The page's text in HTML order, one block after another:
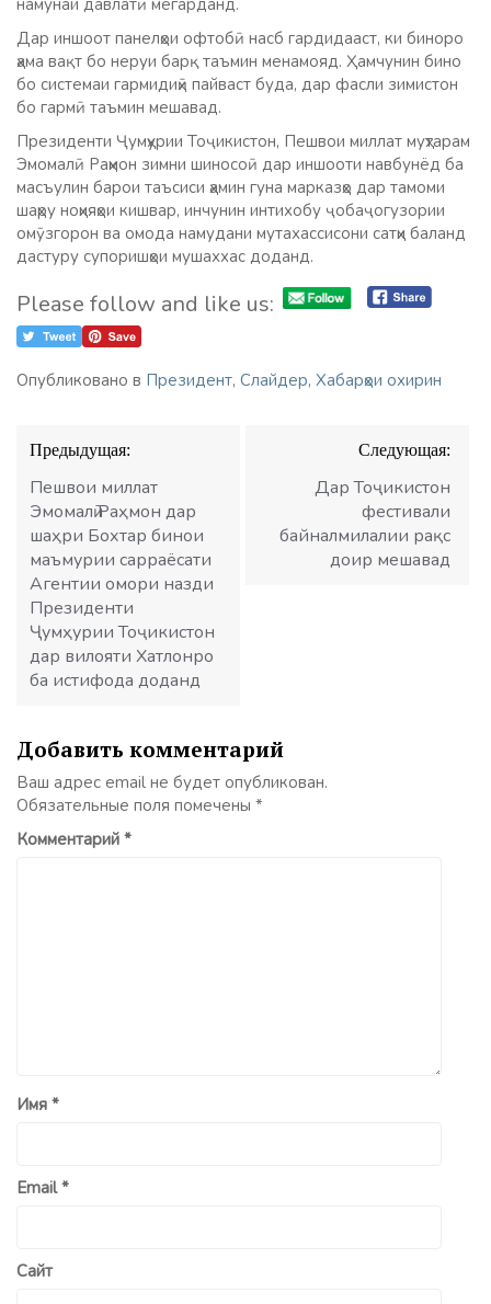
намунаи давлатӣ мегарданд.
Дар иншоот панелҳои офтобӣ насб гардидааст, ки биноро
ҳама вақт бо неруи барқ таъмин менамояд. Ҳамчунин бино
бо системаи гармидиҳӣ пайваст буда, дар фасли зимистон
бо гармӣ таъмин мешавад.
Президенти Ҷумҳурии Тоҷикистон, Пешвои миллат муҳтарам
Эмомалӣ Раҳмон зимни шиносоӣ дар иншооти навбунёд ба
масъулин барои таъсиси ҳамин гуна марказҳо дар тамоми
шаҳру ноҳияҳои кишвар, инчунин интихобу ҷобаҷогузории
омӯзгорон ва омода намудани мутахассисони сатҳи баланд
дастуру супоришҳои мушаххас доданд.
Please follow and like us:
Опубликовано в Президент, Слайдер, Хабарҳои охирин
Навигация
по
записям
Предыдущая:
Пешвои миллат
Эмомалӣ Раҳмон дар
шаҳри Бохтар бинои
маъмурии сарраёсати
Агентии омори назди
Президенти
Ҷумҳурии Тоҷикистон
дар вилояти Хатлонро
ба истифода доданд
Следующая:
Дар Тоҷикистон
фестивали
байналмилалии рақс
доир мешавад
Добавить комментарий
Ваш адрес email не будет опубликован.
Обязательные поля помечены *
Комментарий *
Имя *
Email*
Сайт